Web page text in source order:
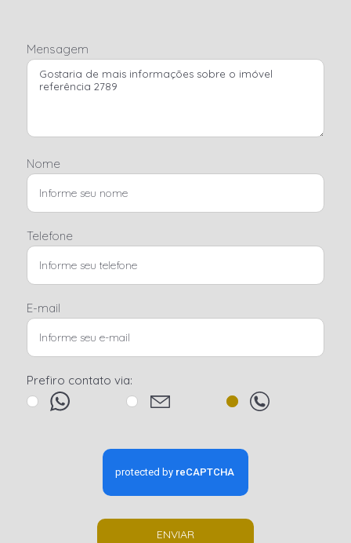
Mensagem
Nome
Telefone
E-mail
Prefiro contato via:
ENVIAR